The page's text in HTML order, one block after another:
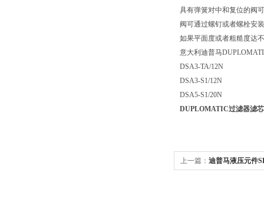
具有弹簧对中和复位的阀
阀可通过螺钉或者螺栓安
如果平面度或者粗糙度达
意大利迪普马
DSA3-TA/12N
DSA3-S1/12N
DSA5-S1/20N
DUPLOMATIC过滤器滤芯
上一篇： 迪普马液压元件